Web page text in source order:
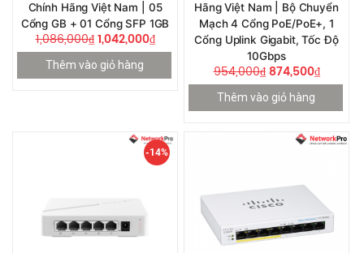
Chính Hãng Việt Nam | 05
Cổng GB + 01 Cổng SFP 1GB
1,086,000₫1,042,000₫
Thêm vào giỏ hàng
Hãng Việt Nam | Bộ Chuyển
Mạch 4 Cổng PoE/PoE+, 1
Cổng Uplink Gigabit, Tốc Độ
10Gbps
954,000₫874,500₫
Thêm vào giỏ hàng
-14%